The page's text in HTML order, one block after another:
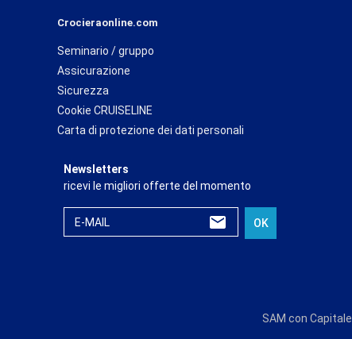
Crocieraonline.com
Seminario / gruppo
Assicurazione
Sicurezza
Cookie CRUISELINE
Carta di protezione dei dati personali
Newsletters
ricevi le migliori offerte del momento
E-MAIL OK
SAM con